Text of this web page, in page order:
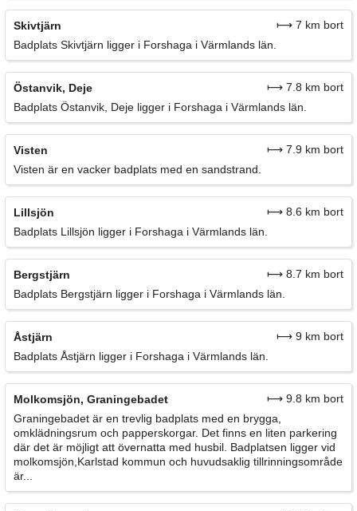
Skivtjärn
⟼ 7 km bort
Badplats Skivtjärn ligger i Forshaga i Värmlands län.
Östanvik, Deje
⟼ 7.8 km bort
Badplats Östanvik, Deje ligger i Forshaga i Värmlands län.
Visten
⟼ 7.9 km bort
Visten är en vacker badplats med en sandstrand.
Lillsjön
⟼ 8.6 km bort
Badplats Lillsjön ligger i Forshaga i Värmlands län.
Bergstjärn
⟼ 8.7 km bort
Badplats Bergstjärn ligger i Forshaga i Värmlands län.
Åstjärn
⟼ 9 km bort
Badplats Åstjärn ligger i Forshaga i Värmlands län.
Molkomsjön, Graningebadet
⟼ 9.8 km bort
Graningebadet är en trevlig badplats med en brygga,
omklädningsrum och papperskorgar. Det finns en liten parkering
där det är möjligt att övernatta med husbil. Badplatsen ligger vid
molkomsjön,Karlstad kommun och huvudsaklig tillrinningsområde
är...